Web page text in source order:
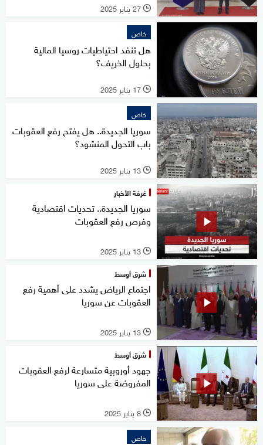
l 27 يناير 2025
خاص
هل تنفد احتياطيات روسيا المالية
بحلول الخريف؟
l 17 يناير 2025
خاص
سوريا الجديدة.. هل يفتح رفع العقوبات
باب التحول المنشود؟
l 13 يناير 2025
غرفة الأخبار
سوريا الجديدة.. تحديات اقتصادية
وفرص رفع العقوبات
l 13 يناير 2025
شرق أوسط
اجتماع الرياض يشدد على أهمية رفع
العقوبات عن سوريا
l 13 يناير 2025
شرق أوسط
جهود أوروبية متسارعة لرفع العقوبات
المفروضة على سوريا
l 8 يناير 2025
خاص